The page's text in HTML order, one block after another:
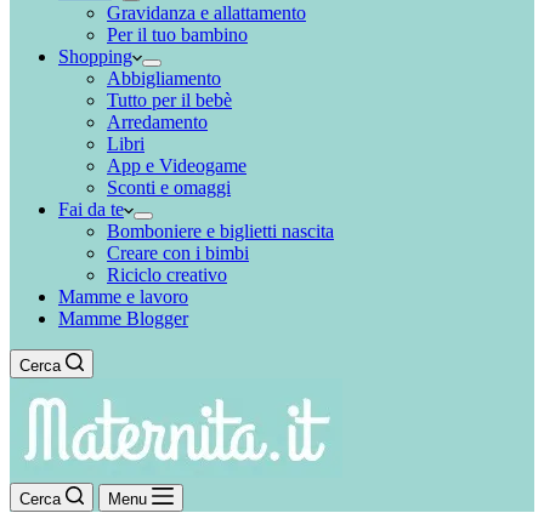
Gravidanza e allattamento
Per il tuo bambino
Shopping
Abbigliamento
Tutto per il bebè
Arredamento
Libri
App e Videogame
Sconti e omaggi
Fai da te
Bomboniere e biglietti nascita
Creare con i bimbi
Riciclo creativo
Mamme e lavoro
Mamme Blogger
Cerca
Cerca Menu